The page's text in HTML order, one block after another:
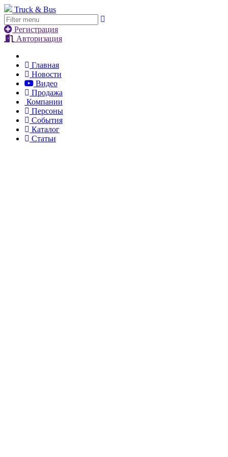
Truck & Bus
Регистрация
Авторизация
Главная
Новости
Видео
Продажа
Компании
Персоны
События
Каталог
Статьи